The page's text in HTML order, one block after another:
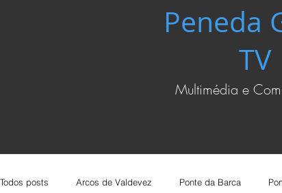
Peneda
TV
Multimédia e
Todos posts Arcos de Valdevez Ponte da Barca